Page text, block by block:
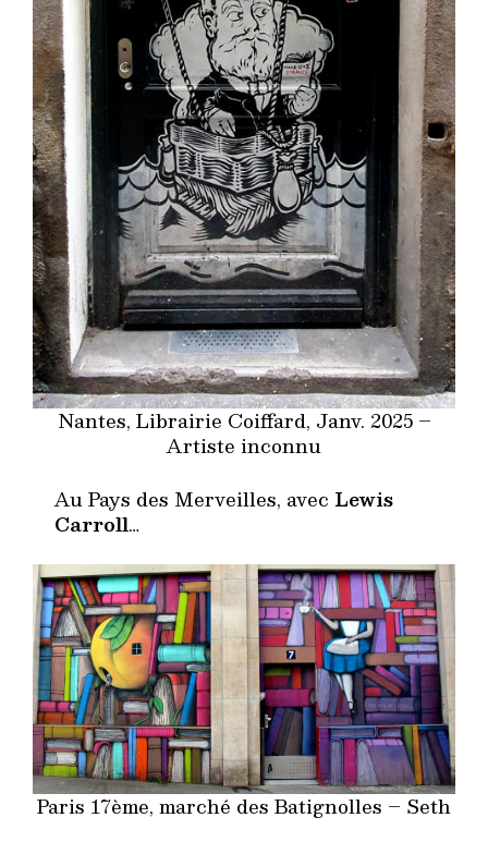
Nantes, Librairie Coiffard, Janv. 2025 –
Artiste inconnu
Au Pays des Merveilles, avec Lewis
Carroll…
Paris 17ème, marché des Batignolles – Seth